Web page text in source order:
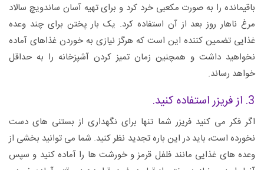
باقیمانده را به صورت مکعبی خرد کرد و برای تهیه آسان ساندویچ سالاد
مرغ ناهار روز بعد از آن استفاده کرد. یک بار پختن برای چند وعده
غذایی تضمین کننده این است که هرگز نیازی به خوردن غذاهای آماده
نخواهید داشت و همچنین زمان تمیز کردن آشپزخانه را به حداقل
خواهد رساند.
3. از فریزر استفاده کنید.
اگر فکر می کنید فریزر شما تنها برای نگهداری از بستنی های دست
نخورده است، باید در این باره تجدید نظر کنید. شما می توانید بخشی از
وعده های غذایی مانند فلفل قرمز و خورشت ها را آماده کنید و سپس